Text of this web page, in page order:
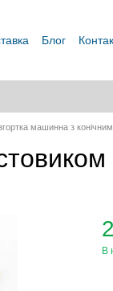
Блог
машинна з
В